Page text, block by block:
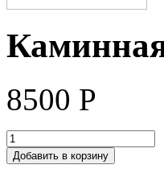
8500 Р
Добавить в корзину